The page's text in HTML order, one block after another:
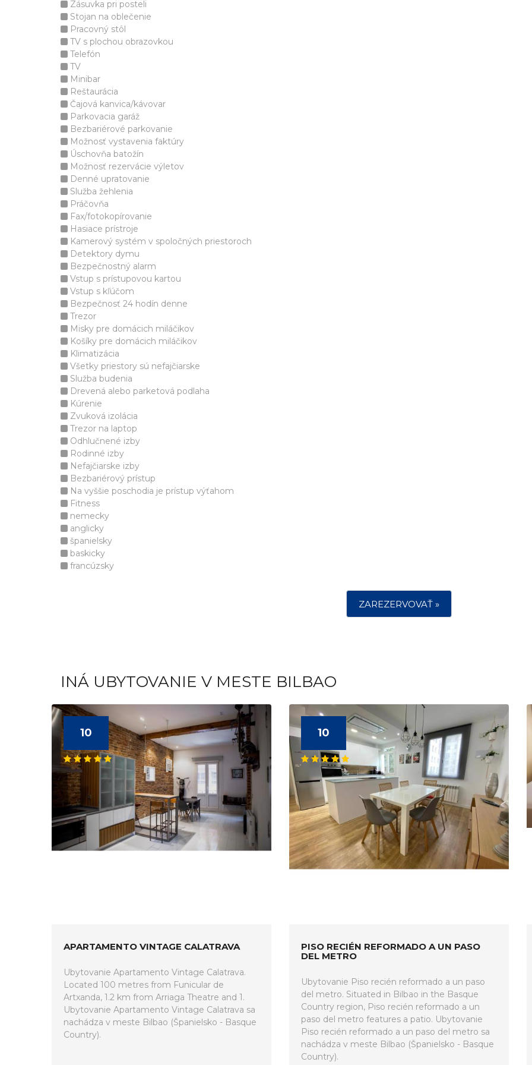
Zásuvka pri posteli
Stojan na oblečenie
Pracovný stôl
TV s plochou obrazovkou
Telefón
TV
Minibar
Reštaurácia
Čajová kanvica/kávovar
Parkovacia garáž
Bezbariérové parkovanie
Možnosť vystavenia faktúry
Úschovňa batožín
Možnosť rezervácie výletov
Denné upratovanie
Služba žehlenia
Práčovňa
Fax/fotokopírovanie
Hasiace prístroje
Kamerový systém v spoločných priestoroch
Detektory dymu
Bezpečnostný alarm
Vstup s prístupovou kartou
Vstup s kľúčom
Bezpečnosť 24 hodín denne
Trezor
Misky pre domácich miláčikov
Košíky pre domácich miláčikov
Klimatizácia
Všetky priestory sú nefajčiarske
Služba budenia
Drevená alebo parketová podlaha
Kúrenie
Zvuková izolácia
Trezor na laptop
Odhlučnené izby
Rodinné izby
Nefajčiarske izby
Bezbariérový prístup
Na vyššie poschodia je prístup výťahom
Fitness
nemecky
anglicky
španielsky
baskicky
francúzsky
ZAREZERVOVAŤ »
INÁ UBYTOVANIE V MESTE BILBAO
10
APARTAMENTO VINTAGE CALATRAVA
Ubytovanie Apartamento Vintage Calatrava.
Located 100 metres from Funicular de
Artxanda, 1.2 km from Arriaga Theatre and 1.
Ubytovanie Apartamento Vintage Calatrava sa
nachádza v meste Bilbao (Španielsko - Basque
Country).
10
PISO RECIÉN REFORMADO A UN PASO
DEL METRO
Ubytovanie Piso recién reformado a un paso
del metro. Situated in Bilbao in the Basque
Country region, Piso recién reformado a un
paso del metro features a patio. Ubytovanie
Piso recién reformado a un paso del metro sa
nachádza v meste Bilbao (Španielsko - Basque
Country).